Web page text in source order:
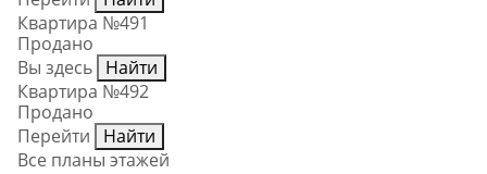
Квартира №491
Продано
Вы здесь Найти
Квартира №492
Продано
Перейти
Найти
Все планы этажей